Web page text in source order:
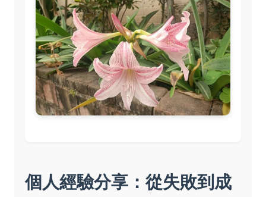
個人經驗分享：從失敗到成